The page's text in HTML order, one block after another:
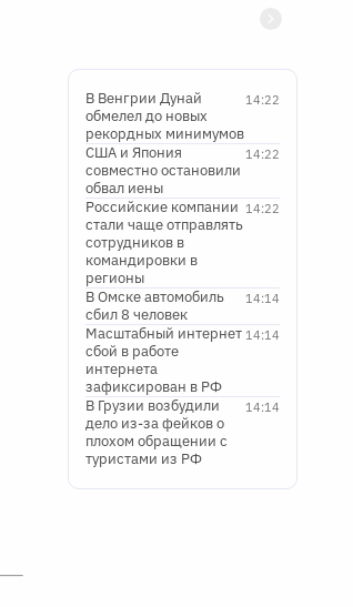
14:22
В Венгрии Дунай
обмелел до новых
рекордных минимумов
14:22
США и Япония
совместно остановили
обвал иены
14:22
Российские компании
стали чаще отправлять
сотрудников в
командировки в
регионы
14:14
В Омске автомобиль
сбил 8 человек
14:14
Масштабный интернет
сбой в работе
интернета
зафиксирован в РФ
14:14
В Грузии возбудили
дело из-за фейков о
плохом обращении с
туристами из РФ